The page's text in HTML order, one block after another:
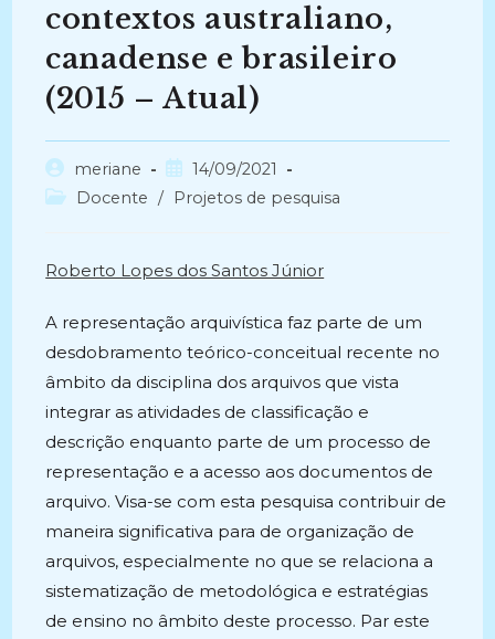
contextos australiano,
canadense e brasileiro
(2015 – Atual)
Autor
do
meriane
Post
publicado:
14/09/2021
Categoria
Docente / Projetos de pesquisa
Roberto Lopes dos Santos Júnior
A representação arquivística faz parte de um
desdobramento teórico-conceitual recente no
âmbito da disciplina dos arquivos que vista
integrar as atividades de classificação e
descrição enquanto parte de um processo de
representação e a acesso aos documentos de
arquivo. Visa-se com esta pesquisa contribuir de
maneira significativa para de organização de
arquivos, especialmente no que se relaciona a
sistematização de metodológica e estratégias
de ensino no âmbito deste processo. Par este